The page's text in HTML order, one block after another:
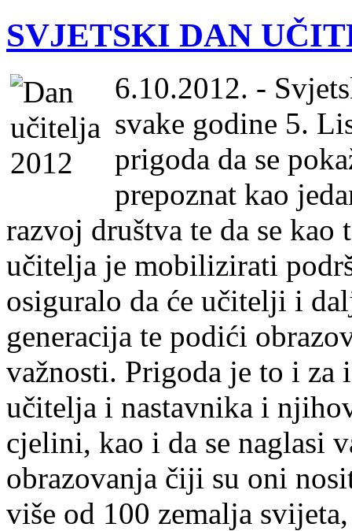
SVJETSKI DAN
6.10.2012. -
svake godine 5.
prigoda da se
prepoznat kao
razvoj društva te da se
učitelja je mobilizirati
osiguralo da će učitelji i
generacija te podići
važnosti. Prigoda je to i za
učitelja i nastavnika i
cjelini, kao i da se naglasi
obrazovanja čiji su oni
više od 100 zemalja